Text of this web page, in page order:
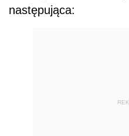
następująca: